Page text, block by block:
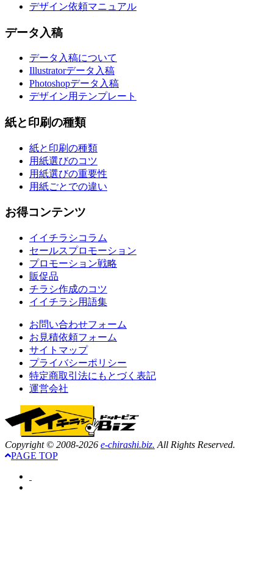
デザイン依頼マニュアル
データ入稿
データ入稿について
Illustratorデータ入稿
Photoshopデータ入稿
デザイン用テンプレート
紙と印刷の種類
紙と印刷の種類
用紙選びのコツ
用紙選びの重要性
用紙ごとでの違い
お得コンテンツ
イイチラシコラム
セールスプロモーション
プロモーション戦略
販促品
チラシ作成のコツ
イイチラシ用語集
お問い合わせフォーム
お見積依頼フォーム
サイトマップ
プライバシーポリシー
特定商取引法にもとづく表記
運営会社
Copyright © 2008-2026 e-chirashi.biz. All Rights Reserved.
PAGE TOP